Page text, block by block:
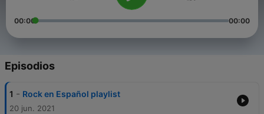
00:00 00:00
Episodios
1 - Rock en Español playlist
20 jun. 2021